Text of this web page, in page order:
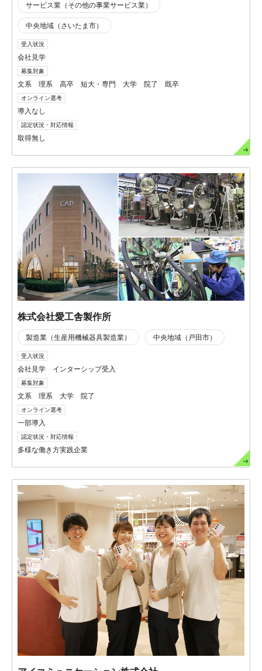
サービス業（その他の事業サービス業）
中央地域（さいたま市）
受入状況
会社見学
募集対象
文系 理系 高卒 短大・専門 大学 院了 既卒
オンライン選考
導入なし
認定状況・対応情報
取得無し
株式会社愛工舎製作所
製造業（生産用機械器具製造業） 中央地域（戸田市）
受入状況
会社見学 インターシップ受入
募集対象
文系 理系 大学 院了
オンライン選考
一部導入
認定状況・対応情報
多様な働き方実践企業